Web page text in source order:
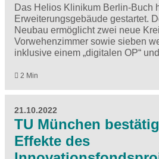
Das Helios Klinikum Berlin-Buch
Erweiterungsgebäude gestartet.
Neubau ermöglicht zwei neue
Vorwehenzimmer sowie sieben
inklusive einem „digitalen OP“
2 Min
21.10.2022
TU München
Effekte des